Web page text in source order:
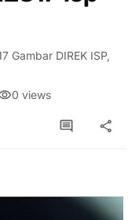
Gambar DIREK ISP,
0 views